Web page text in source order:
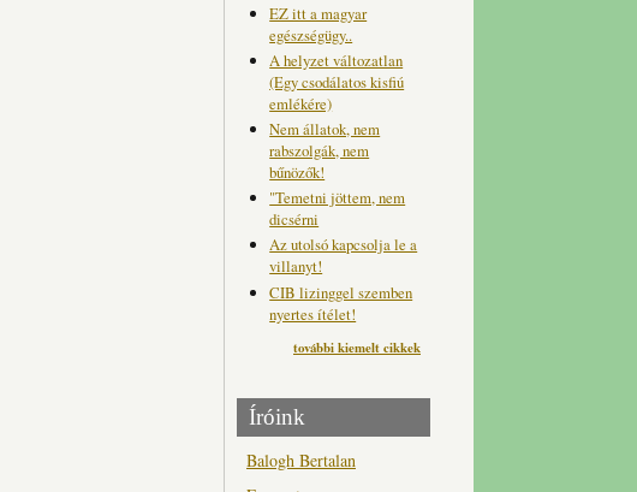
EZ itt a magyar
egészségügy..
A helyzet változatlan
(Egy csodálatos kisfiú
emlékére)
Nem állatok, nem
rabszolgák, nem
bűnözők!
"Temetni jöttem, nem
dicsérni
Az utolsó kapcsolja le a
villanyt!
CIB lizinggel szemben
nyertes ítélet!
további kiemelt cikkek
Íróink
Balogh Bertalan